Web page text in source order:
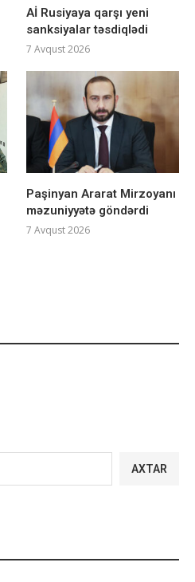
Aİ Rusiyaya qarşı yeni
sanksiyalar təsdiqlədi
7 Avqust 2026
Paşinyan Ararat Mirzoyanı
məzuniyyətə göndərdi
7 Avqust 2026
AXTAR